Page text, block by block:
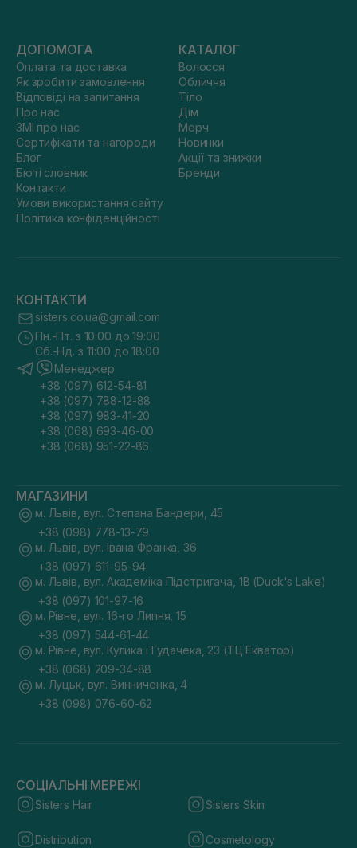
ДОПОМОГА
Оплата та доставка
Як зробити замовлення
Відповіді на запитання
Про нас
ЗМІ про нас
Сертифікати та нагороди
Блог
Бюті словник
Контакти
Умови використання сайту
Політика конфіденційності
КАТАЛОГ
Волосся
Обличчя
Тіло
Дім
Мерч
Новинки
Акції та знижки
Бренди
КОНТАКТИ
sisters.co.ua@gmail.com
Пн.-Пт. з 10:00 до 19:00
Сб.-Нд. з 11:00 до 18:00
Менеджер
+38 (097) 612-54-81
+38 (097) 788-12-88
+38 (097) 983-41-20
+38 (068) 693-46-00
+38 (068) 951-22-86
МАГАЗИНИ
м. Львів, вул. Степана Бандери, 45
+38 (098) 778-13-79
м. Львів, вул. Івана Франка, 36
+38 (097) 611-95-94
м. Львів, вул. Академіка Підстригача, 1В (Duck's Lake)
+38 (097) 101-97-16
м. Рівне, вул. 16-го Липня, 15
+38 (097) 544-61-44
м. Рівне, вул. Кулика і Гудачека, 23 (ТЦ Екватор)
+38 (068) 209-34-88
м. Луцьк, вул. Винниченка, 4
+38 (098) 076-60-62
СОЦІАЛЬНІ МЕРЕЖІ
Sisters Hair Sisters Skin
Distribution Cosmetology